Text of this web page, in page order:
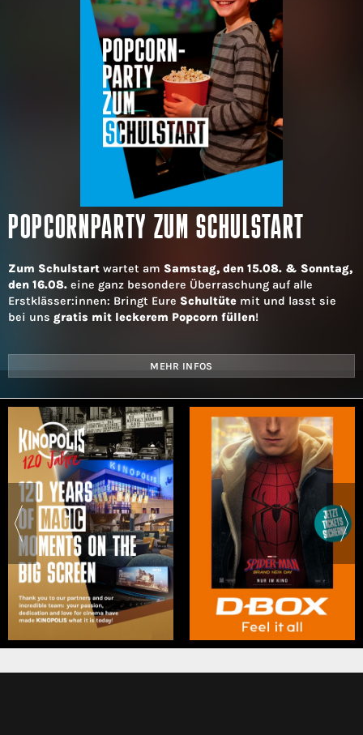
POPCORNPARTY ZUM SCHULSTART
Zum Schulstart wartet am Samstag, den 15.08. & Sonntag,
den 16.08. eine ganz besondere Überraschung auf alle
Erstklässer:innen: Bringt Eure Schultüte mit und lasst sie
bei uns gratis mit leckerem Popcorn füllen!
MEHR INFOS